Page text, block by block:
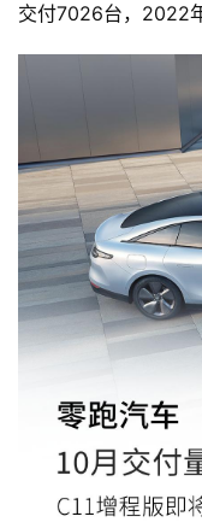
交付7026台，2022